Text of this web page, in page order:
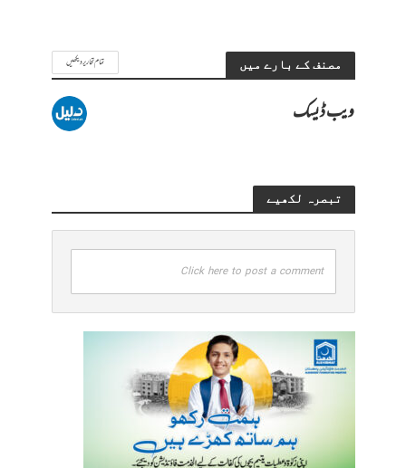
مصنف کے بارے میں تمام تحاریر دیکھیں
ویب ڈیسک
تبصرہ لکھیے
Click here to post a comment